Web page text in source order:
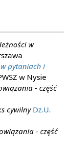
w
pytaniach i
w Nysie
- część
cywilny Dz.U.
- część